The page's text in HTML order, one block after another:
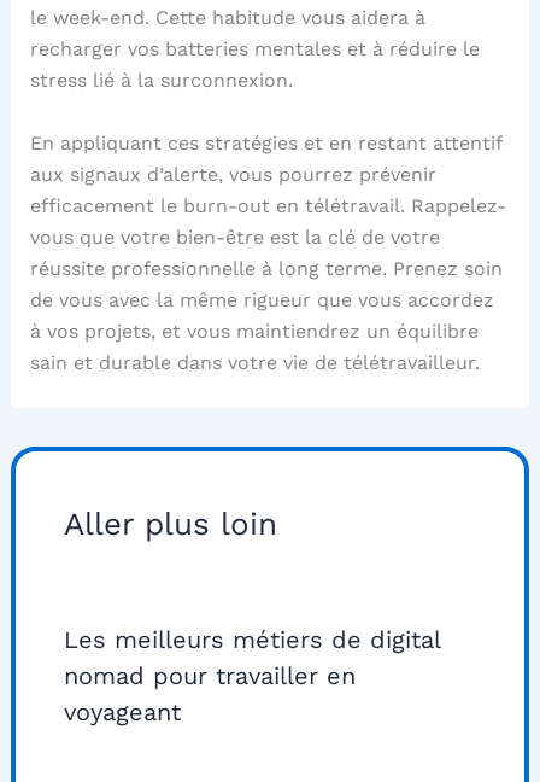
le week-end. Cette habitude vous aidera à
recharger vos batteries mentales et à réduire le
stress lié à la surconnexion.
En appliquant ces stratégies et en restant attentif
aux signaux d’alerte, vous pourrez prévenir
efficacement le burn-out en télétravail. Rappelez-
vous que votre bien-être est la clé de votre
réussite professionnelle à long terme. Prenez soin
de vous avec la même rigueur que vous accordez
à vos projets, et vous maintiendrez un équilibre
sain et durable dans votre vie de télétravailleur.
Aller plus loin
Les meilleurs métiers de digital
nomad pour travailler en
voyageant